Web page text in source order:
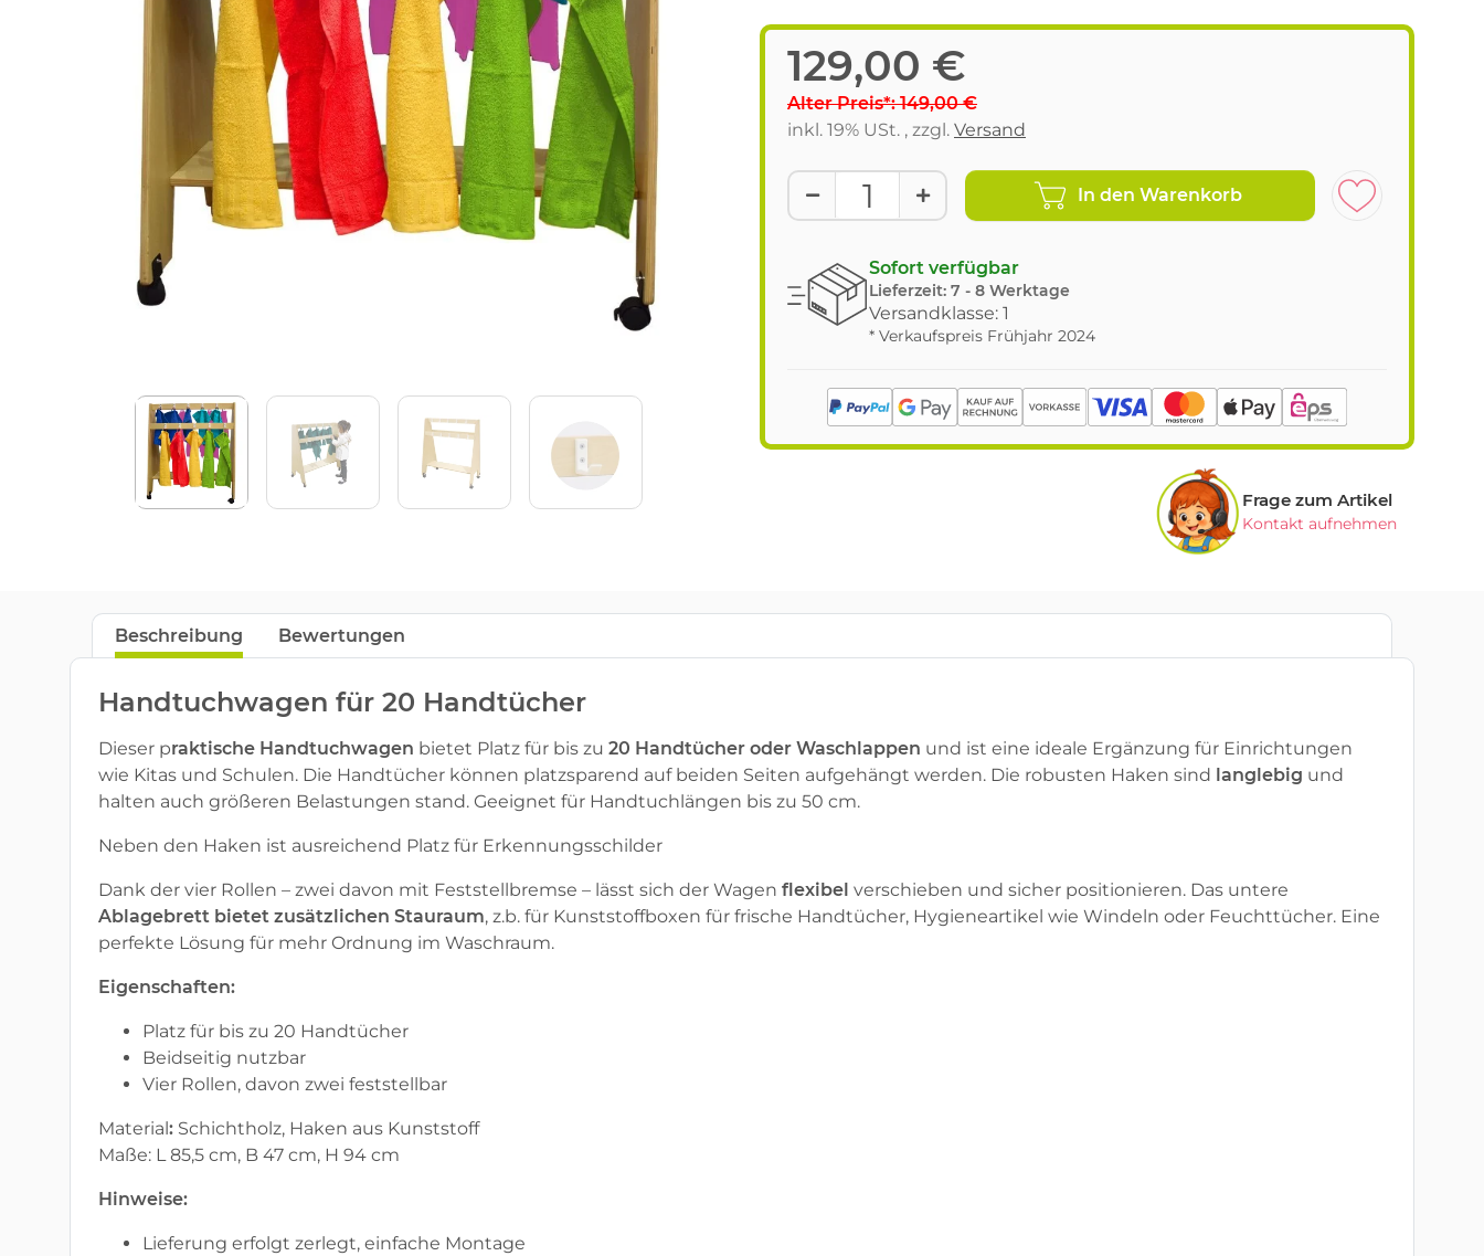
129,00 €
Alter Preis*: 149,00 €
inkl. 19% USt. , zzgl. Versand
In den Warenkorb
Sofort verfügbar
Lieferzeit: 7 - 8 Werktage
Versandklasse: 1
* Verkaufspreis Frühjahr 2024
Frage zum Artikel
Kontakt aufnehmen
Beschreibung Bewertungen
Handtuchwagen für 20 Handtücher
Dieser praktische Handtuchwagen bietet Platz für bis zu 20 Handtücher oder Waschlappen und ist eine ideale Ergänzung für Einrichtungen
wie Kitas und Schulen. Die Handtücher können platzsparend auf beiden Seiten aufgehängt werden. Die robusten Haken sind langlebig und
halten auch größeren Belastungen stand. Geeignet für Handtuchlängen bis zu 50 cm.
Neben den Haken ist ausreichend Platz für Erkennungsschilder
Dank der vier Rollen – zwei davon mit Feststellbremse – lässt sich der Wagen flexibel verschieben und sicher positionieren. Das untere
Ablagebrett bietet zusätzlichen Stauraum, z.b. für Kunststoffboxen für frische Handtücher, Hygieneartikel wie Windeln oder Feuchttücher. Eine
perfekte Lösung für mehr Ordnung im Waschraum.
Eigenschaften:
Platz für bis zu 20 Handtücher
Beidseitig nutzbar
Vier Rollen, davon zwei feststellbar
Materia : Schichtholz, Haken aus Kunststoff
Maße: L 85,5 cm, B 47 cm, H 94 cm
Hinweise:
Lieferung erfolgt zerlegt, einfache Montage